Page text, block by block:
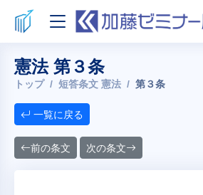
憲法 第３条
トップ 短答条文 憲法 第３条
一覧に戻る
前の条文 次の条文